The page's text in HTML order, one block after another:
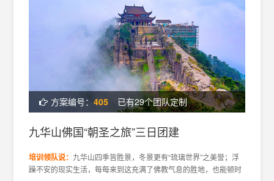
方案编号：405 已有29个团队定制
九华山佛国“朝圣之旅”三日团建
培训领队说： 九华山四季皆胜景，冬景更有“琉璃世界”之美誉；浮
躁不安的现实生活，每每来到这充满了佛教气息的胜地，也能顿时